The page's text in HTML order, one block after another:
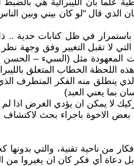
بان الليبرالية هي بالضبط
الذي قال "لو كان بيني وبين
باستمرار في ظل كتابات
لا تقبل التغيير وفق وجهة
المعهودة مثل (السيء –
اللحظة الخطاب المتعلق
منه الفكر المتطرف الذي
بما يعني العبد)
لا يمكن ان يؤدي الغرض اذا
الاخوة باجراء بحث لاكتشاف
من ناحية تقنية، والتي
دعاة أي فكر كان ان يغيروا من